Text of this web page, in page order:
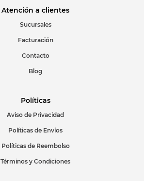
Atención a clientes
Sucursales
Facturación
Contacto
Blog
Políticas
Aviso de Privacidad
Políticas de Envíos
Políticas de Reembolso
Términos y Condiciones